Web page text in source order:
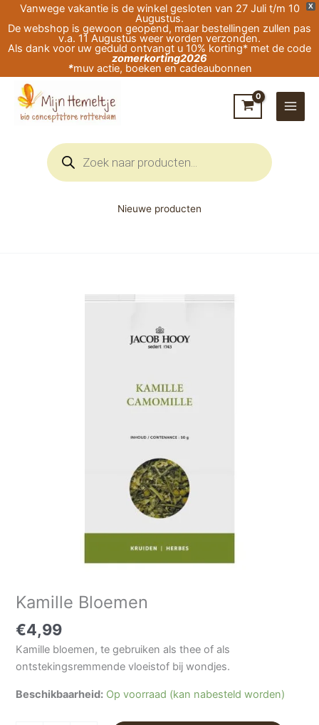
X
Vanwege vakantie is de winkel gesloten van 27 Juli t/m 10
Augustus.
De webshop is gewoon geopend, maar bestellingen zullen pas
v.a. 11 Augustus weer worden verzonden.
Als dank voor uw geduld ontvangt u 10% korting* met de code
zomerkorting2026
*muv actie, boeken en cadeaubonnen
naar
de
Producten
zoeken
Nieuwe producten
Kamille Bloemen
€4,99
Kamille bloemen, te gebruiken als thee of als
ontstekingsremmende vloeistof bij wondjes.
Beschikbaarheid: Op voorraad (kan nabesteld worden)